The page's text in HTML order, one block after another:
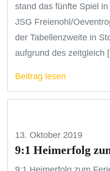
stand das fünfte Spiel
JSG Freienohl/
der Tabellenzweite in
aufgrund des zeitgleich
Beitrag lesen
13. Oktober 2019
9:1 Heimerfolg